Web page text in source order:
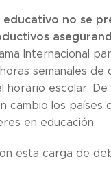
educativo no se
Internacional
semanales
horario escolar.
cambio los
en educación.
esta carga de